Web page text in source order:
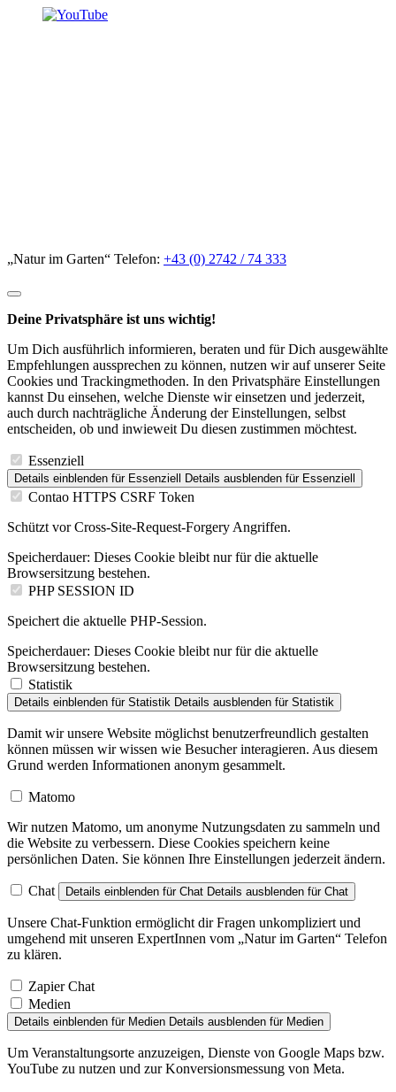
„Natur im Garten“ Telefon: +43 (0) 2742 / 74 333
Deine Privatsphäre ist uns wichtig!
Um Dich ausführlich informieren, beraten und für Dich ausgewählte
Empfehlungen aussprechen zu können, nutzen wir auf unserer Seite
Cookies und Trackingmethoden. In den Privatsphäre Einstellungen
kannst Du einsehen, welche Dienste wir einsetzen und jederzeit,
auch durch nachträgliche Änderung der Einstellungen, selbst
entscheiden, ob und inwieweit Du diesen zustimmen möchtest.
Essenziell
Details einblenden für Essenziell Details ausblenden für Essenziell
Contao HTTPS CSRF Token
Schützt vor Cross-Site-Request-Forgery Angriffen.
Speicherdauer: Dieses Cookie bleibt nur für die aktuelle
Browsersitzung bestehen.
PHP SESSION ID
Speichert die aktuelle PHP-Session.
Speicherdauer: Dieses Cookie bleibt nur für die aktuelle
Browsersitzung bestehen.
Statistik
Details einblenden für Statistik Details ausblenden für Statistik
Damit wir unsere Website möglichst benutzerfreundlich gestalten
können müssen wir wissen wie Besucher interagieren. Aus diesem
Grund werden Informationen anonym gesammelt.
Matomo
Wir nutzen Matomo, um anonyme Nutzungsdaten zu sammeln und
die Website zu verbessern. Diese Cookies speichern keine
persönlichen Daten. Sie können Ihre Einstellungen jederzeit ändern.
Chat Details einblenden für Chat Details ausblenden für Chat
Unsere Chat-Funktion ermöglicht dir Fragen unkompliziert und
umgehend mit unseren ExpertInnen vom „Natur im Garten“ Telefon
zu klären.
Zapier Chat
Medien
Details einblenden für Medien Details ausblenden für Medien
Um Veranstaltungsorte anzuzeigen, Dienste von Google Maps bzw.
YouTube zu nutzen und zur Konversionsmessung von Meta.